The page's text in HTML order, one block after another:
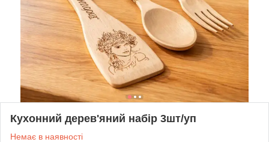
Кухонний дерев'яний набір 3шт/уп
Немає в наявності